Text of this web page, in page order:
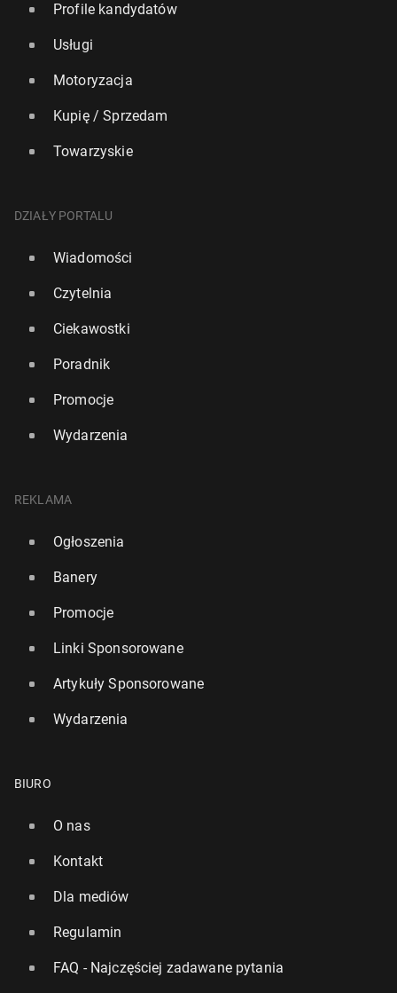
Profile kandydatów
Usługi
Motoryzacja
Kupię / Sprzedam
Towarzyskie
DZIAŁY PORTALU
Wiadomości
Czytelnia
Ciekawostki
Poradnik
Promocje
Wydarzenia
REKLAMA
Ogłoszenia
Banery
Promocje
Linki Sponsorowane
Artykuły Sponsorowane
Wydarzenia
BIURO
O nas
Kontakt
Dla mediów
Regulamin
FAQ - Najczęściej zadawane pytania